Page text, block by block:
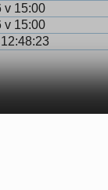
v 15:00
v 15:00